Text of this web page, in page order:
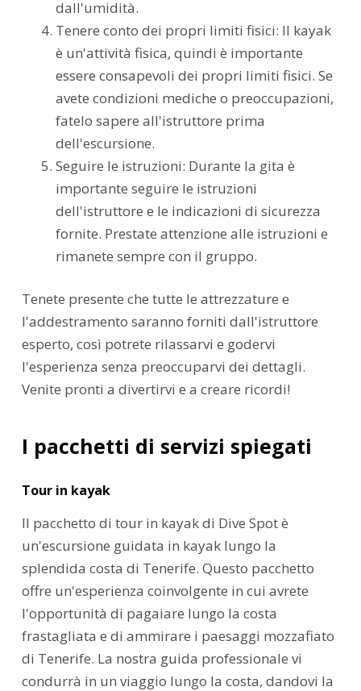
dall'umidità.
Tenere conto dei propri limiti fisici: Il kayak
è un'attività fisica, quindi è importante
essere consapevoli dei propri limiti fisici. Se
avete condizioni mediche o preoccupazioni,
fatelo sapere all'istruttore prima
dell'escursione.
Seguire le istruzioni: Durante la gita è
importante seguire le istruzioni
dell'istruttore e le indicazioni di sicurezza
fornite. Prestate attenzione alle istruzioni e
rimanete sempre con il gruppo.
Tenete presente che tutte le attrezzature e
l'addestramento saranno forniti dall'istruttore
esperto, così potrete rilassarvi e godervi
l'esperienza senza preoccuparvi dei dettagli.
Venite pronti a divertirvi e a creare ricordi!
I pacchetti di servizi spiegati
Tour in kayak
Il pacchetto di tour in kayak di Dive Spot è
un'escursione guidata in kayak lungo la
splendida costa di Tenerife. Questo pacchetto
offre un'esperienza coinvolgente in cui avrete
l'opportunità di pagaiare lungo la costa
frastagliata e di ammirare i paesaggi mozzafiato
di Tenerife. La nostra guida professionale vi
condurrà in un viaggio lungo la costa, dandovi la